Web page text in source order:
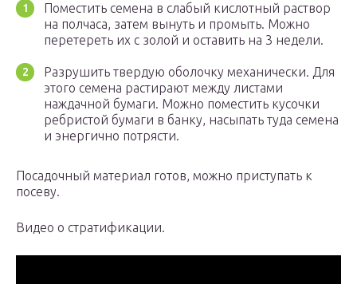
Поместить семена в слабый кислотный раствор
на полчаса, затем вынуть и промыть. Можно
перетереть их с золой и оставить на 3 недели.
Разрушить твердую оболочку механически. Для
этого семена растирают между листами
наждачной бумаги. Можно поместить кусочки
ребристой бумаги в банку, насыпать туда семена
и энергично потрясти.
Посадочный материал готов, можно приступать к
посеву.
Видео о стратификации.